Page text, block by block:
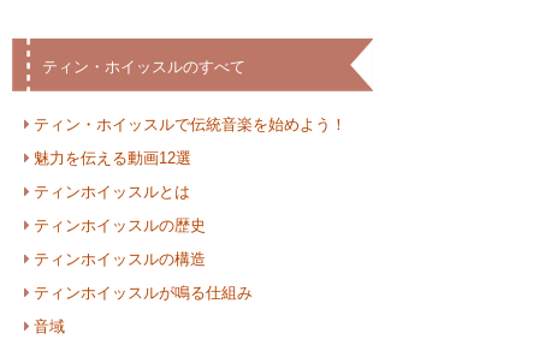
ティン・ホイッスルのすべて
ティン・ホイッスルで伝統音楽を始めよう！
魅力を伝える動画12選
ティンホイッスルとは
ティンホイッスルの歴史
ティンホイッスルの構造
ティンホイッスルが鳴る仕組み
音域